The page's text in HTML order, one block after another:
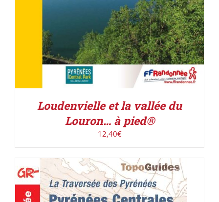
Loudenvielle et la vallée du
Louron… à pied®
12,40€